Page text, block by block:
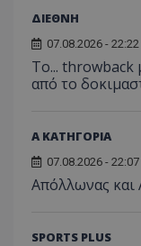
ΔΙΕΘΝΗ
07.08.2026 - 22:22
Το... throwback
από το
Α ΚΑΤΗΓΟΡΙΑ
07.08.2026 - 22:07
Απόλλωνας και
SPORTS PLUS